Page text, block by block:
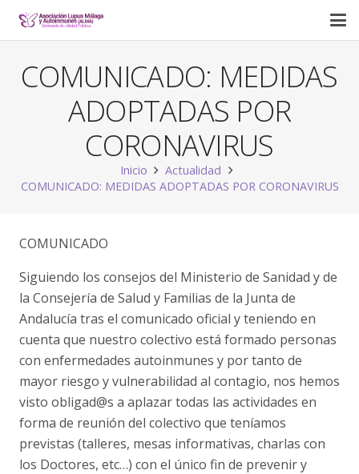
COMUNICADO: MEDIDAS
ADOPTADAS POR
CORONAVIRUS
Inicio
Actualidad
COMUNICADO: MEDIDAS ADOPTADAS POR CORONAVIRUS
COMUNICADO
Siguiendo los consejos del Ministerio de Sanidad y de
la Consejería de Salud y Familias de la Junta de
Andalucía tras el comunicado oficial y teniendo en
cuenta que nuestro colectivo está formado personas
con enfermedades autoinmunes y por tanto de
mayor riesgo y vulnerabilidad al contagio, nos hemos
visto obligad@s a aplazar todas las actividades en
forma de reunión del colectivo que teníamos
previstas (talleres, mesas informativas, charlas con
los Doctores, etc…) con el único fin de prevenir y